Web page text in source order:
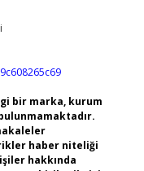
bir marka, kurum
haber niteliği
hakkında